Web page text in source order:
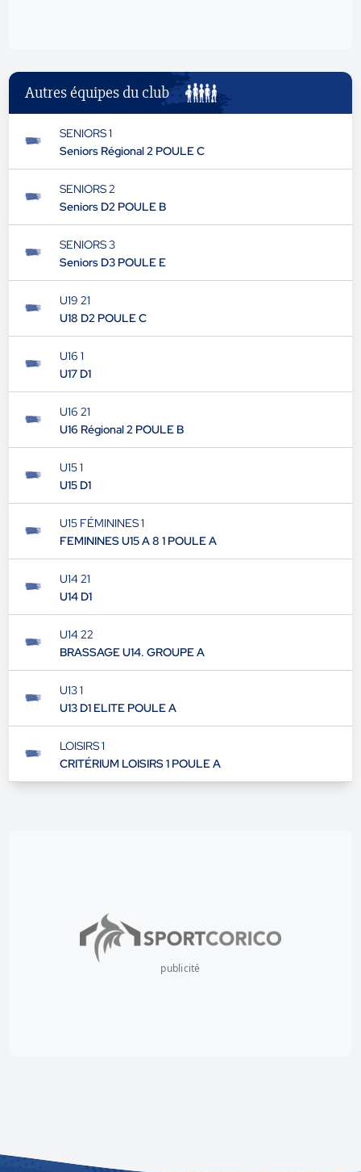
Autres équipes du club
SENIORS 1
Seniors Régional 2 POULE C
SENIORS 2
Seniors D2 POULE B
SENIORS 3
Seniors D3 POULE E
U19 21
U18 D2 POULE C
U16 1
U17 D1
U16 21
U16 Régional 2 POULE B
U15 1
U15 D1
U15 FÉMININES 1
FEMININES U15 A 8 1 POULE A
U14 21
U14 D1
U14 22
BRASSAGE U14. GROUPE A
U13 1
U13 D1 ELITE POULE A
LOISIRS 1
CRITÉRIUM LOISIRS 1 POULE A
publicité